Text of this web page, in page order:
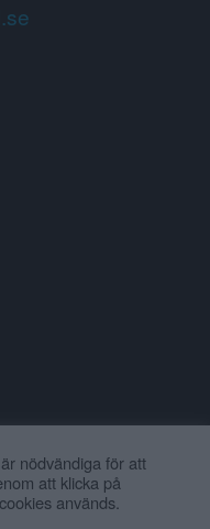
nödvändiga för att
att klicka på
används.